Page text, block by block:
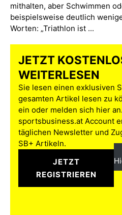
mithalten, aber Schwimmen
beispielsweise deutlich
Worten: „Triathlon ist ...
JETZT
WEITERLESEN
Sie lesen einen exklusiven
gesamten Artikel lesen zu
ein oder melden sich hier
sportsbusiness.at Account
täglichen Newsletter und
SB+ Artikeln.
JETZT
REGISTRIEREN